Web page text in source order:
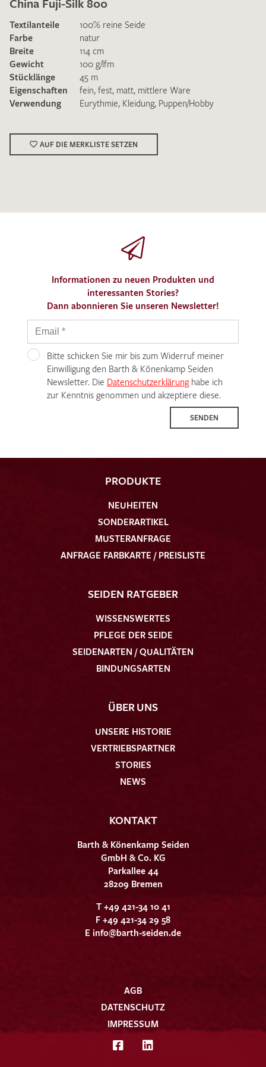
Ich bin damit einverstanden, dass meine angegebenen Daten
zur Beantwortung meiner Musteranfrage genutzt werden.
DieDatenschutzbestimmungenhabe ich zur Kenntnis
China Fuji-Silk 800
Textilanteile
100% reine Seide
Farbe
natur
Breite
114 cm
Gewicht
100 g/lfm
Stücklänge
45 m
Eigenschaften
fein, fest, matt, mittlere Ware
Verwendung
Eurythmie, Kleidung, Puppen/Hobby
AUF DIE MERKLISTE SETZEN
Informationen zu neuen Produkten und
interessanten Stories?
Dann abonnieren Sie unseren Newsletter!
Bitte schicken Sie mir bis zum Widerruf meiner
Einwilligung den Barth & Könenkamp Seiden
Newsletter. Die Datenschutzerklärunghabe ich
zur Kenntnis genommen und akzeptiere diese.
SENDEN
PRODUKTE
NEUHEITEN
SONDERARTIKEL
MUSTERANFRAGE
ANFRAGE FARBKARTE / PREISLISTE
SEIDEN RATGEBER
WISSENSWERTES
PFLEGE DER SEIDE
SEIDENARTEN / QUALITÄTEN
BINDUNGSARTEN
ÜBER UNS
UNSERE HISTORIE
VERTRIEBSPARTNER
STORIES
NEWS
KONTAKT
Barth & Könenkamp Seiden
GmbH & Co. KG
Parkallee 44
28209 Bremen
T +49 421-34 10 41
F +49 421-34 29 58
E info@barth-seiden.de
AGB
DATENSCHUTZ
IMPRESSUM